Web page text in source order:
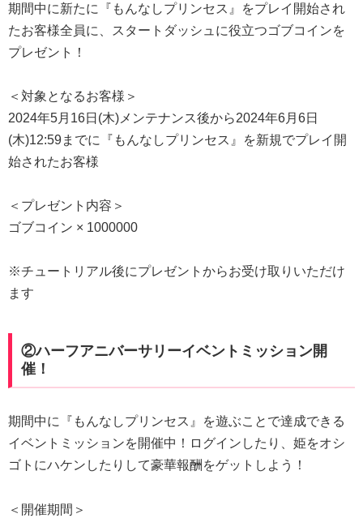
期間中に新たに『もんなしプリンセス』をプレイ開始され
たお客様全員に、スタートダッシュに役立つゴブコインを
プレゼント！
＜対象となるお客様＞
2024年5月16日(木)メンテナンス後から2024年6月6日
(木)12:59までに『もんなしプリンセス』を新規でプレイ開
始されたお客様
＜プレゼント内容＞
ゴブコイン × 1000000
※チュートリアル後にプレゼントからお受け取りいただけ
ます
②ハーフアニバーサリーイベントミッション開
催！
期間中に『もんなしプリンセス』を遊ぶことで達成できる
イベントミッションを開催中！ログインしたり、姫をオシ
ゴトにハケンしたりして豪華報酬をゲットしよう！
＜開催期間＞